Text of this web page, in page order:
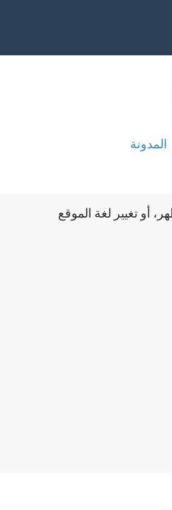
المدونة